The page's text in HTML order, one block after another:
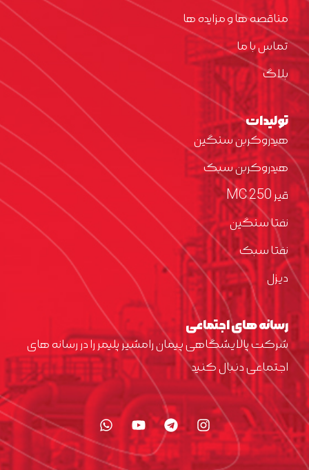
مناقصه ها و مزایده ها
تماس با ما
بلاگ
تولیدات
هیدروکربن سنگین
هیدروکربن سبک
قیر MC 250
نفتا سنگین
نفتا سبک
دیزل
رسانه های اجتماعی
شرکت پالایشگاهی پیمان رامشیر پلیمر را در رسانه های
اجتماعی دنبال کنید
n
s
t
T
e
l
e
Y
o
u
h
a
t